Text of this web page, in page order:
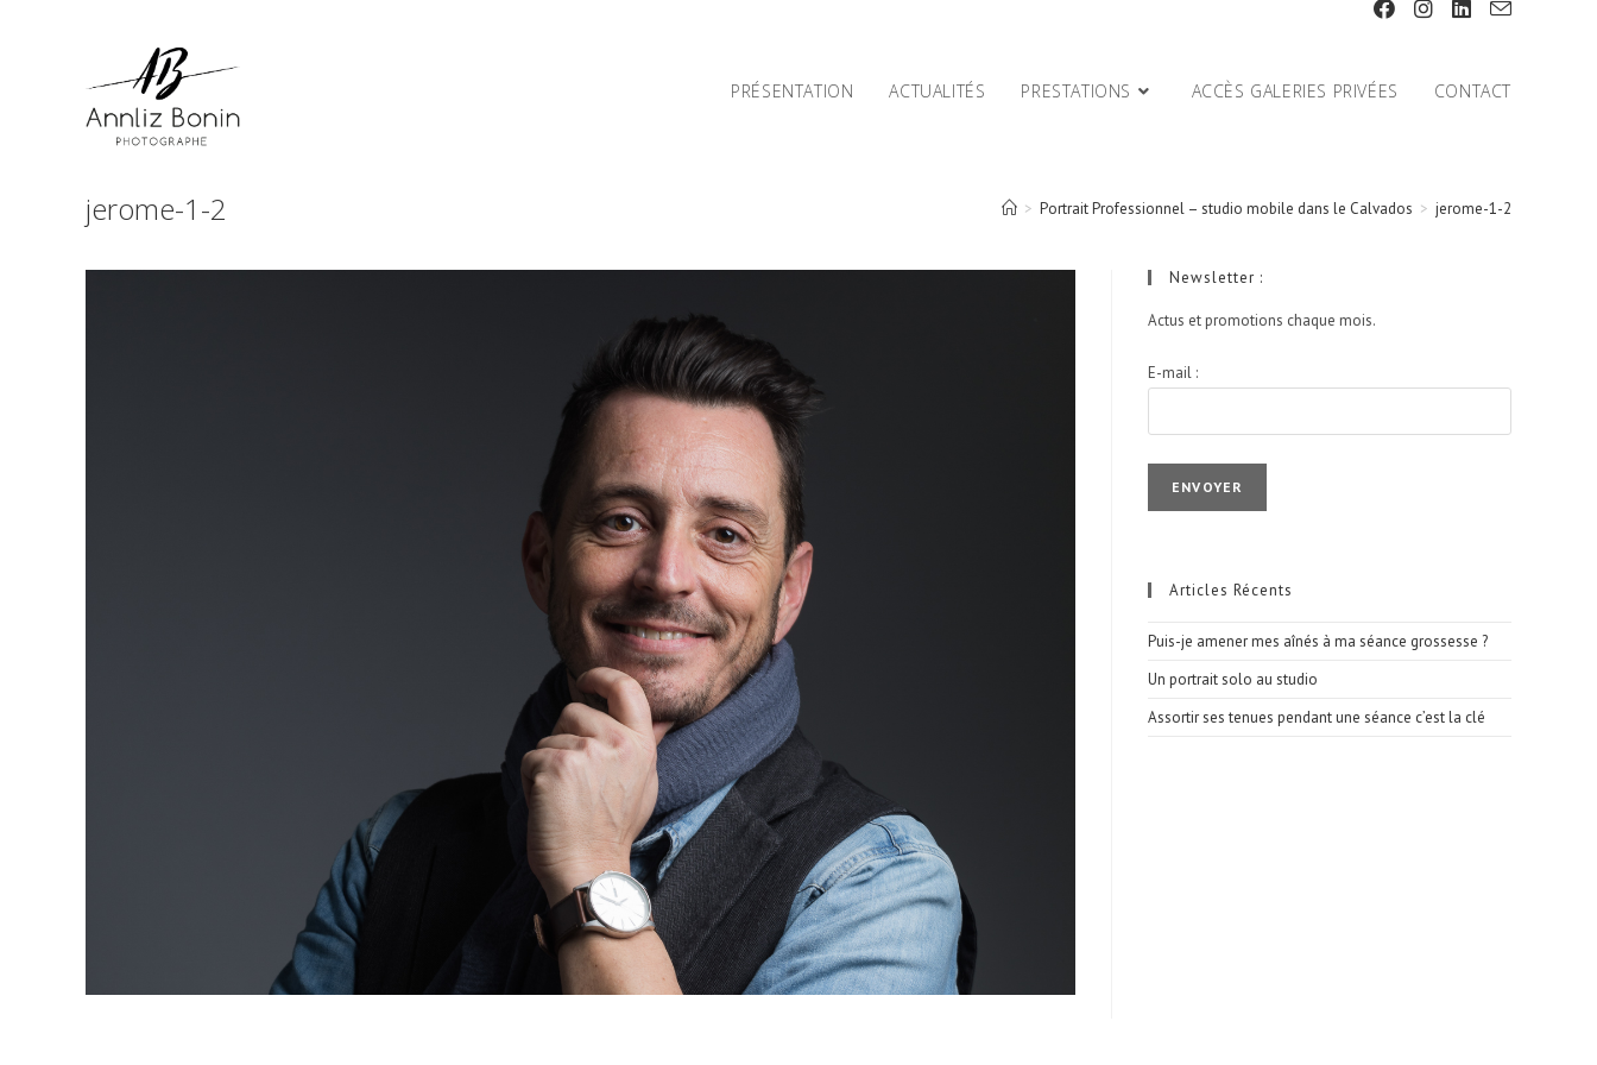
PRÉSENTATION ACTUALITÉS PRESTATIONS ACCÈS GALERIES PRIVÉES CONTACT
jerome-1-2 > Portrait Professionnel – studio mobile dans le Calvados > jerome-1-2
Newsletter :
Actus et promotions chaque mois.
E-mail :
Articles Récents
Puis-je amener mes aînés à ma séance grossesse ?
Un portrait solo au studio
Assortir ses tenues pendant une séance c’est la clé